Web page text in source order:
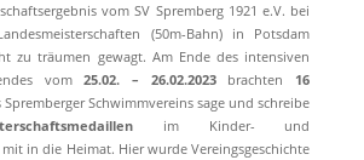
vom SV Spremberg 1921 e.V. bei
(50m-Bahn) in Potsdam
zu träumen gewagt. Am Ende des intensiven
vom25.02. – 26.02.2023brachten 16
Schwimmvereins sage und schreibe
im Kinder- und
in die Heimat. Hier wurde Vereingsgeschichte